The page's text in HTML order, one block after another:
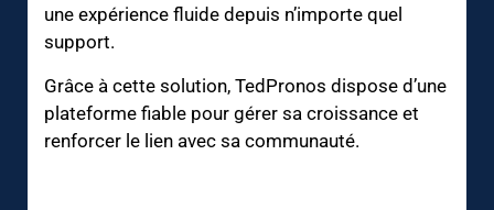
une expérience fluide depuis n’importe quel
support.
Grâce à cette solution, TedPronos dispose d’une
plateforme fiable pour gérer sa croissance et
renforcer le lien avec sa communauté.